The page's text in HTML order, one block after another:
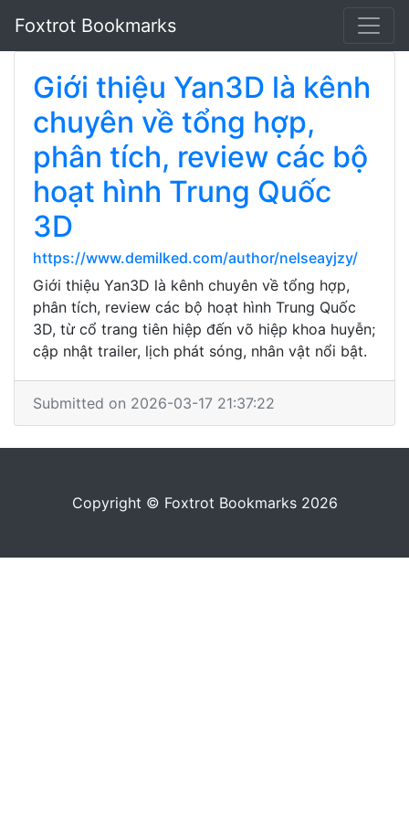
Foxtrot Bookmarks
Giới thiệu Yan3D là kênh
chuyên về tổng hợp,
phân tích, review các bộ
hoạt hình Trung Quốc
3D
https://www.demilked.com/author/nelseayjzy/
Giới thiệu Yan3D là kênh chuyên về tổng hợp,
phân tích, review các bộ hoạt hình Trung Quốc
3D, từ cổ trang tiên hiệp đến võ hiệp khoa huyễn;
cập nhật trailer, lịch phát sóng, nhân vật nổi bật.
Submitted on 2026-03-17 21:37:22
Copyright © Foxtrot Bookmarks 2026